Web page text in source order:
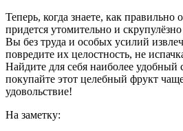
Теперь, когда знаете, как правильно
придется утомительно и
Вы без труда и особых усилий
повредите их целостность, не
Найдите для себя наиболее удобный
покупайте этот целебный фрукт
удовольствие!
На заметку: